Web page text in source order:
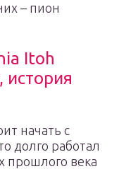
– пион
Itoh
история
начать с
долго работал
прошлого века